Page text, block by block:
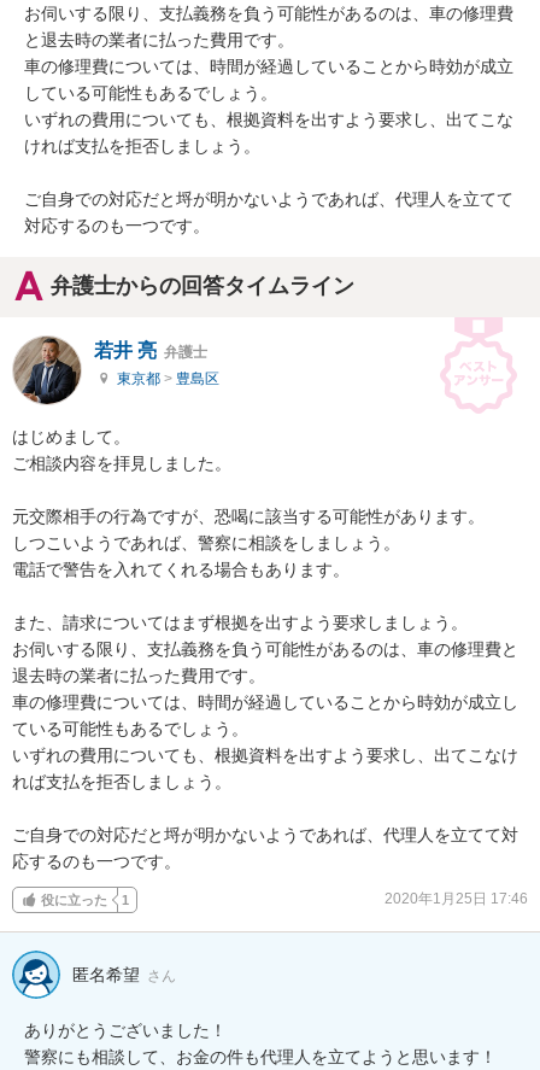
お伺いする限り、支払義務を負う可能性があるのは、車の修理費
と退去時の業者に払った費用です。
車の修理費については、時間が経過していることから時効が成立
している可能性もあるでしょう。
いずれの費用についても、根拠資料を出すよう要求し、出てこな
ければ支払を拒否しましょう。
ご自身での対応だと埒が明かないようであれば、代理人を立てて
対応するのも一つです。
弁護士からの回答タイムライン
若井 亮 弁護士
東京都 > 豊島区
はじめまして。
ご相談内容を拝見しました。
元交際相手の行為ですが、恐喝に該当する可能性があります。
しつこいようであれば、警察に相談をしましょう。
電話で警告を入れてくれる場合もあります。
また、請求についてはまず根拠を出すよう要求しましょう。
お伺いする限り、支払義務を負う可能性があるのは、車の修理費と
退去時の業者に払った費用です。
車の修理費については、時間が経過していることから時効が成立し
ている可能性もあるでしょう。
いずれの費用についても、根拠資料を出すよう要求し、出てこなけ
れば支払を拒否しましょう。
ご自身での対応だと埒が明かないようであれば、代理人を立てて対
応するのも一つです。
役に立った 1 2020年1月25日 17:46
匿名希望 さん
ありがとうございました！
警察にも相談して、お金の件も代理人を立てようと思います！